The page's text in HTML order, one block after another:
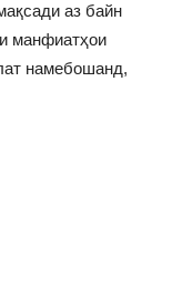
аз байн
манфиатҳои
намебошанд,